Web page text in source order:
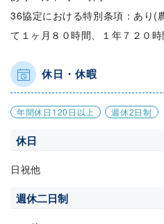
36協定における特別条項：あり(
て１ヶ月８０時間、１年７２０
休日・休暇
年間休日120日以上 週休2日制
休日
日祝他
週休二日制